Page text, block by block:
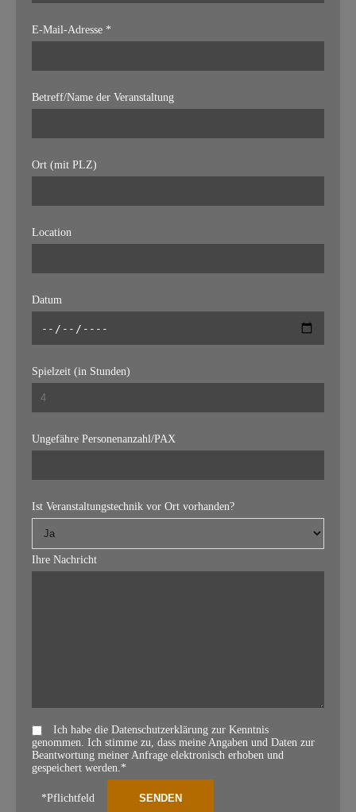
E-Mail-Adresse *
Betreff/Name der Veranstaltung
Ort (mit PLZ)
Location
Datum
Spielzeit (in Stunden)
Ungefähre Personenanzahl/PAX
Ist Veranstaltungstechnik vor Ort vorhanden?
Ihre Nachricht
Ich habe die Datenschutzerklärung zur Kenntnis
genommen. Ich stimme zu, dass meine Angaben und Daten zur
Beantwortung meiner Anfrage elektronisch erhoben und
gespeichert werden.*
*Pflichtfeld